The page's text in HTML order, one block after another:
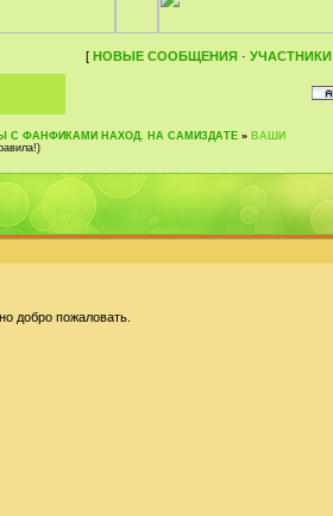
[ НОВЫЕ СООБЩЕНИЯ · УЧАСТНИКИ
С ФАНФИКАМИ НАХОД. НА САМИЗДАТЕ » ВАШИ
добро пожаловать.